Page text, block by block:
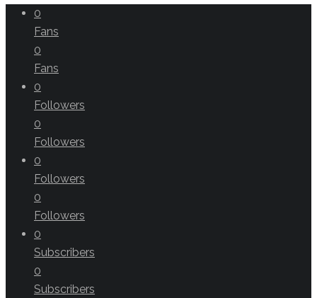
0
Fans
0
Fans
0
Followers
0
Followers
0
Followers
0
Followers
0
Subscribers
0
Subscribers